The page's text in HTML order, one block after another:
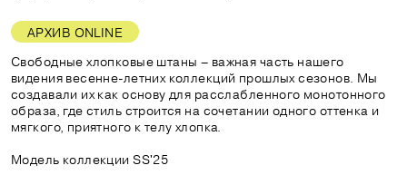
АРХИВ ONLINE
Свободные хлопковые штаны – важная часть нашего
видения весенне-летних коллекций прошлых сезонов. Мы
создавали их как основу для расслабленного монотонного
образа, где стиль строится на сочетании одного оттенка и
мягкого, приятного к телу хлопка.
Модель коллекции SS'25